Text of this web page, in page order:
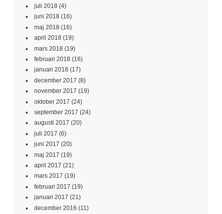
juli 2018 (4)
juni 2018 (16)
maj 2018 (16)
april 2018 (19)
mars 2018 (19)
februari 2018 (16)
januari 2018 (17)
december 2017 (8)
november 2017 (19)
oktober 2017 (24)
september 2017 (24)
augusti 2017 (20)
juli 2017 (6)
juni 2017 (20)
maj 2017 (19)
april 2017 (21)
mars 2017 (19)
februari 2017 (19)
januari 2017 (21)
december 2016 (11)